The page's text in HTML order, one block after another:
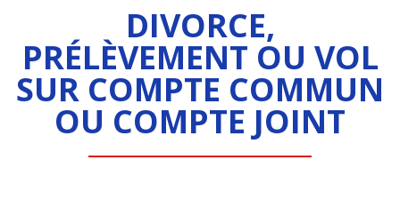
DIVORCE,
PRÉLÈVEMENT OU VOL
SUR COMPTE COMMUN
OU COMPTE JOINT